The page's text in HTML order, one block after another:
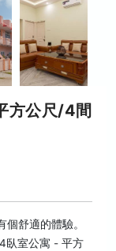
方公尺/4間
舒適的體驗。
臥室公寓 - 平方